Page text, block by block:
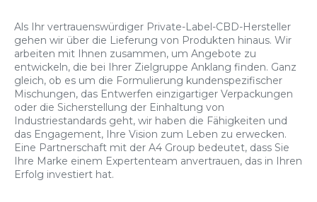
Als Ihr vertrauenswürdiger Private-Label-CBD-Hersteller
gehen wir über die Lieferung von Produkten hinaus. Wir
arbeiten mit Ihnen zusammen, um Angebote zu
entwickeln, die bei Ihrer Zielgruppe Anklang finden. Ganz
gleich, ob es um die Formulierung kundenspezifischer
Mischungen, das Entwerfen einzigartiger Verpackungen
oder die Sicherstellung der Einhaltung von
Industriestandards geht, wir haben die Fähigkeiten und
das Engagement, Ihre Vision zum Leben zu erwecken.
Eine Partnerschaft mit der A4 Group bedeutet, dass Sie
Ihre Marke einem Expertenteam anvertrauen, das in Ihren
Erfolg investiert hat.